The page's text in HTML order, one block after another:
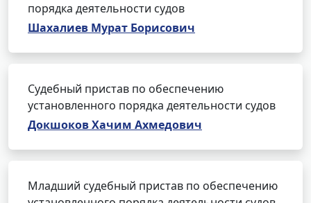
порядка деятельности судов
Шахалиев Мурат Борисович
Судебный пристав по обеспечению
установленного порядка деятельности судов
Докшоков Хачим Ахмедович
Младший судебный пристав по обеспечению